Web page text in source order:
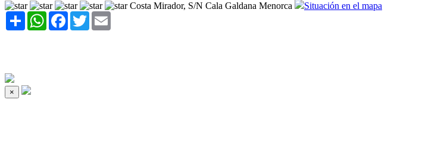
Costa Mirador, S/N Cala Galdana Menorca
Situación en el mapa
Share WhatsAppFacebook
Twitter
×